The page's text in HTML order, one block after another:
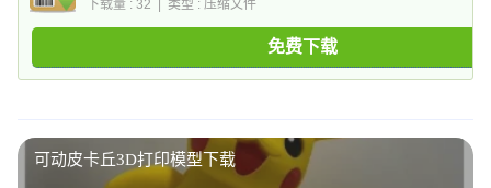
下载量 : 32 | 类型 : 压缩文件
免费下载
可动皮卡丘3D打印模型下载